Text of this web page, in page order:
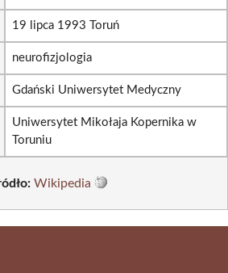
19 lipca 1993 Toruń
neurofizjologia
Gdański Uniwersytet Medyczny
Uniwersytet Mikołaja Kopernika w
Toruniu
Wikipedia